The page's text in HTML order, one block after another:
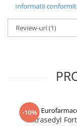
Informatii
Review-uri(1)
-10%
Extrasedyl